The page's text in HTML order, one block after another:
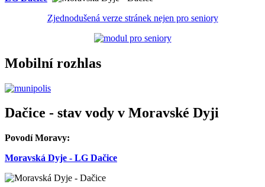
Zjednodušená verze stránek nejen pro seniory
Mobilní rozhlas
Dačice - stav vody v Moravské Dyji
Povodí Moravy:
Moravská Dyje - LG Dačice